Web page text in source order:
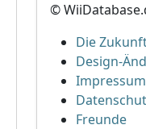
©
Die
Design-
Impressum
Freunde